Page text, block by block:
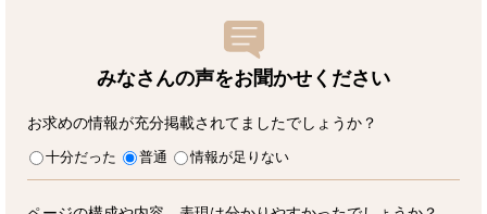
みなさんの声をお聞かせ ください
お求めの情報が充分掲載されてましたでしょうか？
十分だった 普通 情報が足りない